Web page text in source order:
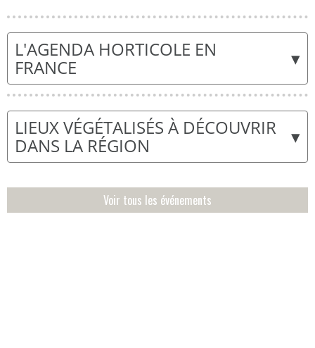
▾
L'AGENDA HORTICOLE EN
FRANCE
▾
LIEUX VÉGÉTALISÉS À DÉCOUVRIR
DANS LA RÉGION
Voir tous les événements